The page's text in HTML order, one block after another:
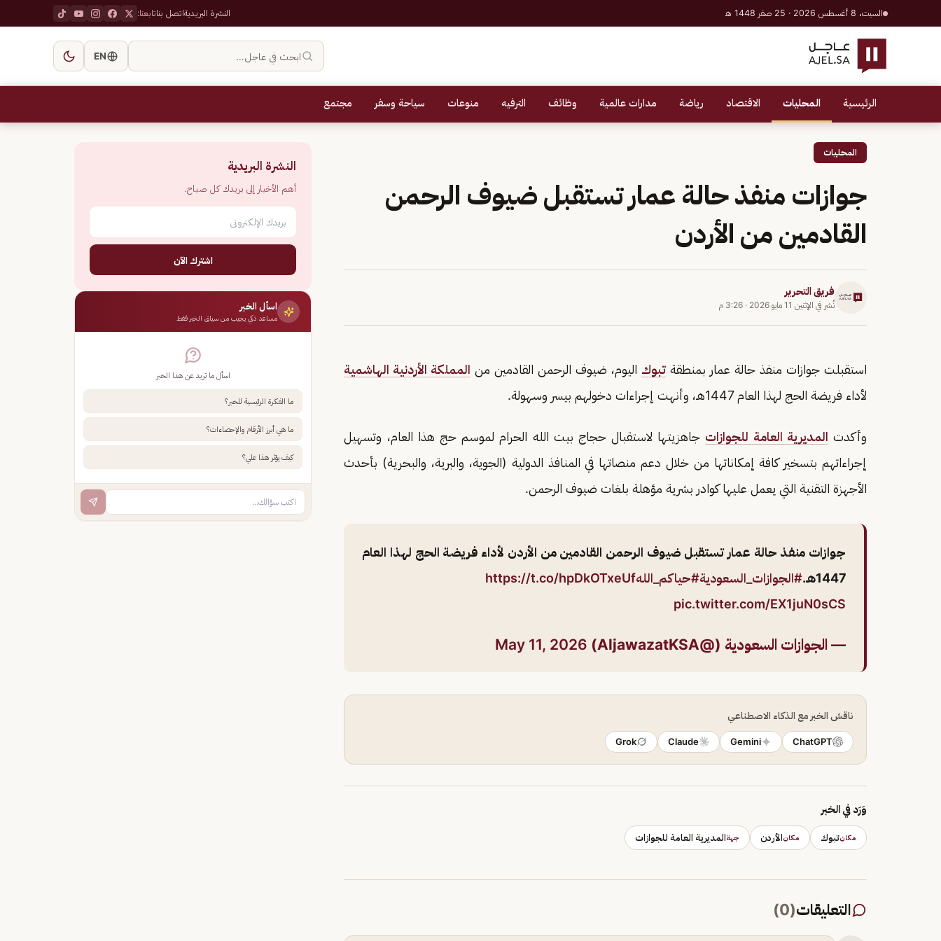
السبت، 8 أغسطس 2026 · 25 صفر 1448 هـ النشرة البريديةاتصل بناتابعنا:
ابحث في عاجل… EN
الرئيسية المحليات الاقتصاد رياضة مدارات عالمية وظائف الترفيه منوعات سياحة وسفر مجتمع
المحليات
جوازات منفذ حالة عمار تستقبل ضيوف الرحمن
القادمين من الأردن
فريق التحرير
نُشر في الإثنين 11 مايو 2026 · 3:26 م
استقبلت جوازات منفذ حالة عمار بمنطقة تبوك اليوم، ضيوف الرحمن القادمين من المملكة الأردنية الهاشمية
لأداء فريضة الحج لهذا العام 1447هـ، وأنهت إجراءات دخولهم بيسر وسهولة.
وأكدت المديرية العامة للجوازات جاهزيتها لاستقبال حجاج بيت الله الحرام لموسم حج هذا العام، وتسهيل
إجراءاتهم بتسخير كافة إمكاناتها من خلال دعم منصاتها في المنافذ الدولية (الجوية، والبرية، والبحرية) بأحدث
الأجهزة التقنية التي يعمل عليها كوادر بشرية مؤهلة بلغات ضيوف الرحمن.
جوازات منفذ حالة عمار تستقبل ضيوف الرحمن القادمين من الأردن لأداء فريضة الحج لهذا العام
1447هـ.
#الجوازات_السعودية#حياكم_اللهhttps://t.co/hpDkOTxeUf
pic.twitter.com/EX1juN0sCS
— الجوازات السعودية (@AljawazatKSA) May 11, 2026
ناقش الخبر مع الذكاء الاصطناعي
ChatGPT
Gemini
Claude
Grok
وَرَد في الخبر
مكانتبوك مكانالأردن جهةالمديرية العامة للجوازات
التعليقات(
0
)
النشرة البريدية
أهم الأخبار إلى بريدك كل صباح.
اشترك الآن
اسأل الخبر
مساعد ذكي يجيب من سياق الخبر فقط
اسأل ما تريد عن هذا الخبر
ما الفكرة الرئيسية للخبر؟
ما هي أبرز الأرقام والإحصاءات؟
كيف يؤثر هذا علي؟